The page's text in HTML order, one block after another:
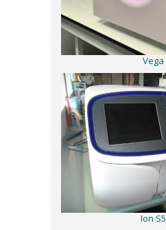
Vega
Ion S5